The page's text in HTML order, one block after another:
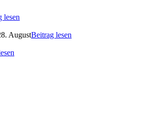
lesen
AugustBeitrag lesen